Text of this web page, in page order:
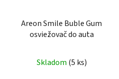
Areon Smile Buble Gum
osviežovač do auta
Skladom (5 ks)